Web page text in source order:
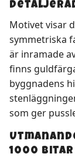
Motivet visar
symmetriska
är inramade
finns
byggnadens
som ger
1000 bitar